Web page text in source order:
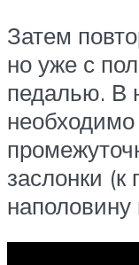
Затем
но уже с
педалью. В
заслонки (к